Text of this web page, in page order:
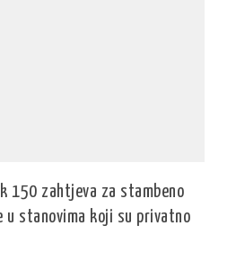
150 zahtjeva za stambeno
u stanovima koji su privatno